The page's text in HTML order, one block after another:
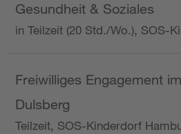
Gesundheit & Soziales
in Teilzeit (20 Std./Wo.), SOS-
Freiwilliges Engagement
Dulsberg
Teilzeit, SOS-Kinderdorf